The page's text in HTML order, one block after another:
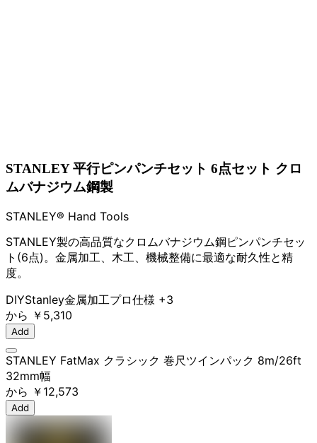
STANLEY 平行ピンパンチセット 6点セット クロ
ムバナジウム鋼製
STANLEY® Hand Tools
STANLEY製の高品質なクロムバナジウム鋼ピンパンチセッ
ト(6点)。金属加工、木工、機械整備に最適な耐久性と精
度。
DIYStanley金属加工プロ仕様 +3
から ￥5,310
Add
STANLEY FatMax クラシック 巻尺ツインパック 8m/26ft
32mm幅
から ￥12,573
Add